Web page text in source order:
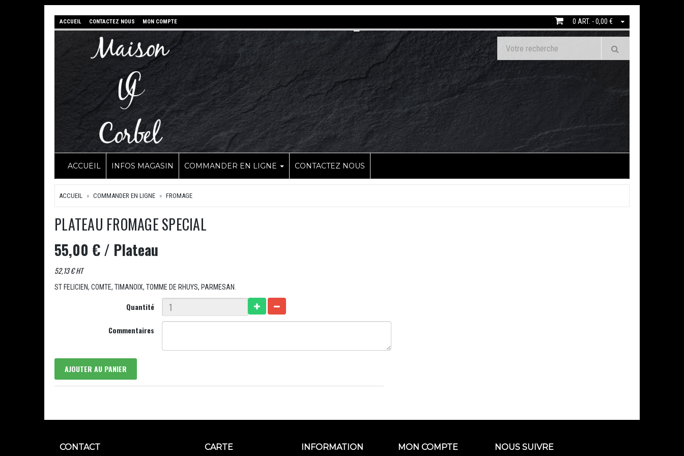
ACCUEIL CONTACTEZ NOUS MON COMPTE 0 ART. - 0,00 €
ACCUEIL INFOS MAGASIN COMMANDER EN LIGNE CONTACTEZ NOUS
ACCUEIL COMMANDER EN LIGNE FROMAGE
PLATEAU FROMAGE SPECIAL
55,00 €/ Plateau
52,13 € HT
ST FELICIEN, COMTE, TIMANOIX, TOMME DE RHUYS, PARMESAN.
Quantité
Commentaires
AJOUTER AU PANIER
CONTACT CARTE INFORMATION MON COMPTE NOUS SUIVRE